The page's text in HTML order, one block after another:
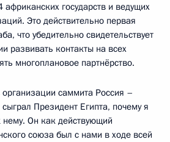
африканских государств и ведущих
Это действительно первая
что убедительно свидетельствует
развивать контакты на всех
многоплановое партнёрство.
организации саммита Россия –
Президент Египта, почему я
нему. Он как действующий
союза был с нами в ходе всей